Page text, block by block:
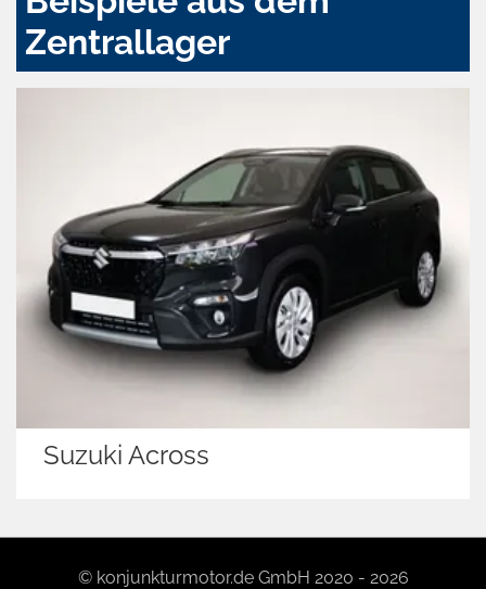
Zentrallager
Suzuki Across
© konjunkturmotor.de GmbH 2020 - 2026